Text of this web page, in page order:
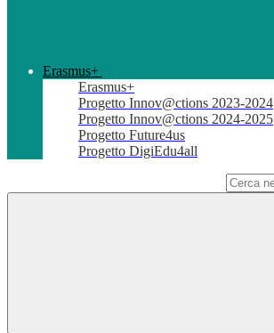
Erasmus+
Erasmus+
Progetto Innov@ctions 2023-2024
Progetto Innov@ctions 2024-2025
Progetto Future4us
Progetto DigiEdu4all